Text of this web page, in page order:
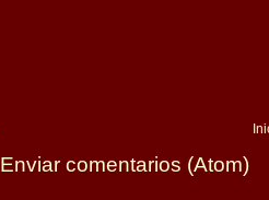
Enviar comentarios (Atom)